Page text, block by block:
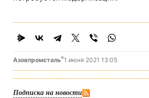
Азовпромсталь®1 июня 2021 13:05
Подписка на новости